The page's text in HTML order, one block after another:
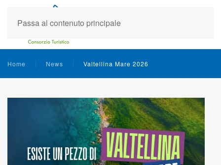
Passa al contenuto principale
Home News Valtellina Mare 2026